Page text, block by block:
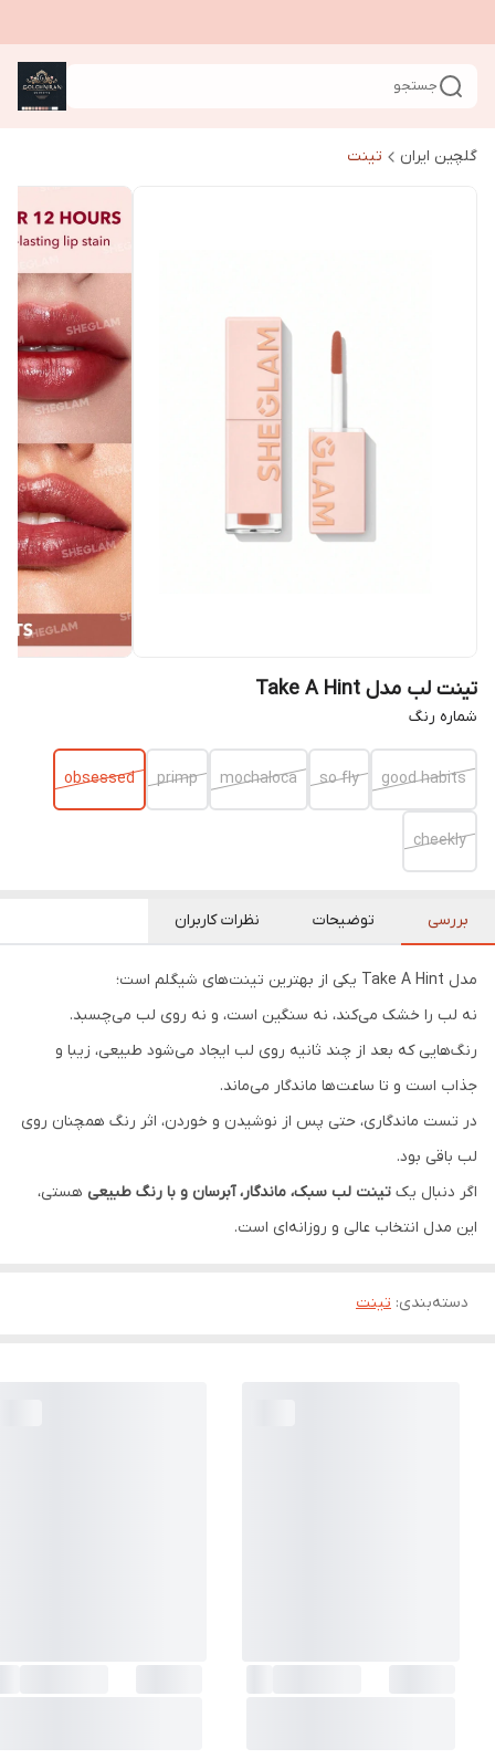
جستجو
گلچین ایران تینت
تینت لب مدل Take A Hint
شماره رنگ
good habits
so fly
mochaloca
primp
obsessed
cheekly
بررسی توضیحات نظرات کاربران
مدل Take A Hint یکی از بهترین تینت‌های شیگلم است؛
نه لب را خشک می‌کند، نه سنگین است، و نه روی لب می‌چسبد.
رنگ‌هایی که بعد از چند ثانیه روی لب ایجاد می‌شود طبیعی، زیبا و
جذاب است و تا ساعت‌ها ماندگار می‌ماند.
در تست ماندگاری، حتی پس از نوشیدن و خوردن، اثر رنگ همچنان روی
لب باقی بود.
اگر دنبال یک تینت لب سبک، ماندگار، آبرسان و با رنگ طبیعی هستی،
این مدل انتخاب عالی و روزانه‌ای است.
دسته‌بندی: تینت